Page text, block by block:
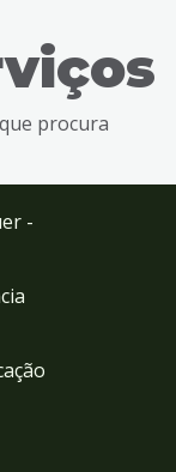
procura
-